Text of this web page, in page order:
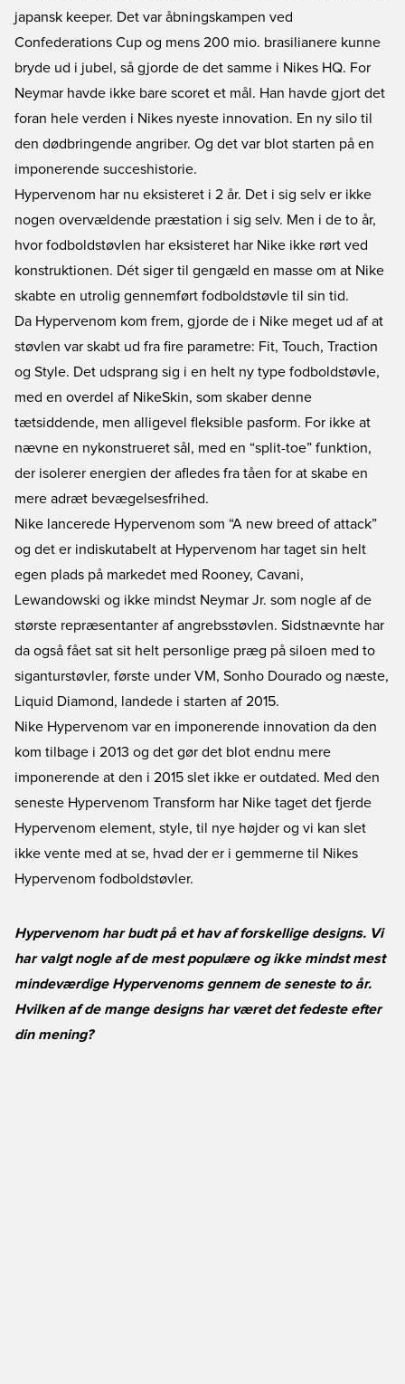
japansk keeper. Det var åbningskampen ved
Confederations Cup og mens 200 mio. brasilianere kunne
bryde ud i jubel, så gjorde de det samme i Nikes HQ. For
Neymar havde ikke bare scoret et mål. Han havde gjort det
foran hele verden i Nikes nyeste innovation. En ny silo til
den dødbringende angriber. Og det var blot starten på en
imponerende succeshistorie.
Hypervenom har nu eksisteret i 2 år. Det i sig selv er ikke
nogen overvældende præstation i sig selv. Men i de to år,
hvor fodboldstøvlen har eksisteret har Nike ikke rørt ved
konstruktionen. Dét siger til gengæld en masse om at Nike
skabte en utrolig gennemført fodboldstøvle til sin tid.
Da Hypervenom kom frem, gjorde de i Nike meget ud af at
støvlen var skabt ud fra fire parametre: Fit, Touch, Traction
og Style. Det udsprang sig i en helt ny type fodboldstøvle,
med en overdel af NikeSkin, som skaber denne
tætsiddende, men alligevel fleksible pasform. For ikke at
nævne en nykonstrueret sål, med en “split-toe” funktion,
der isolerer energien der afledes fra tåen for at skabe en
mere adræt bevægelsesfrihed.
Nike lancerede Hypervenom som “A new breed of attack”
og det er indiskutabelt at Hypervenom har taget sin helt
egen plads på markedet med Rooney, Cavani,
Lewandowski og ikke mindst Neymar Jr. som nogle af de
største repræsentanter af angrebsstøvlen. Sidstnævnte har
da også fået sat sit helt personlige præg på siloen med to
siganturstøvler, første under VM, Sonho Dourado og næste,
Liquid Diamond, landede i starten af 2015.
Nike Hypervenom var en imponerende innovation da den
kom tilbage i 2013 og det gør det blot endnu mere
imponerende at den i 2015 slet ikke er outdated. Med den
seneste Hypervenom Transform har Nike taget det fjerde
Hypervenom element, style, til nye højder og vi kan slet
ikke vente med at se, hvad der er i gemmerne til Nikes
Hypervenom fodboldstøvler.
Hypervenom har budt på et hav af forskellige designs. Vi
har valgt nogle af de mest populære og ikke mindst mest
mindeværdige Hypervenoms gennem de seneste to år.
Hvilken af de mange designs har været det fedeste efter
din mening?